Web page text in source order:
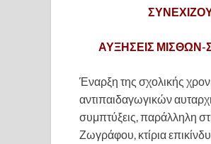
ΑΥΞΗΣΕΙΣ
Έναρξη της σχολικής
αντιπαιδαγωγικών
συμπτύξεις, παράλληλη
Ζωγράφου, κτίρια